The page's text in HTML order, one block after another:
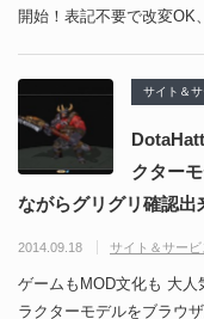
開始！表記不要で改変OK
サイト＆
クター
ながらグリグリ確認出
2014.09.18 サイト＆サー
ゲームもMOD文化も 大人
ラクターモデルをブラウ